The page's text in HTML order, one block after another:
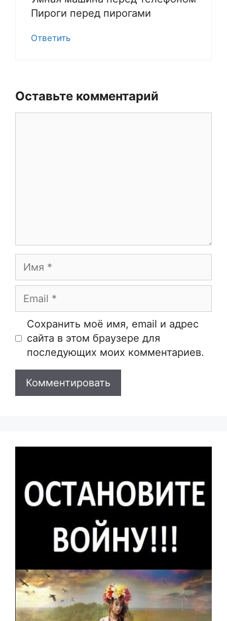
Пироги перед пирогами
Ответить
Оставьте комментарий
Имя
Email
Сайт
Сохранить моё имя, email и адрес
сайта в этом браузере для
последующих моих комментариев.